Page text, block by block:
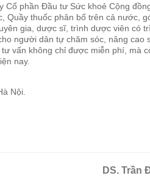
Cổ phần Đầu tư Sức khoẻ Cộng
Quầy thuốc phân bố trên cả nước,
gia, dược sĩ, trình dược viên có
người dân tự chăm sóc, nâng cao
vấn không chỉ được miễn phí, mà
nay.
Nội.
DS. Trần